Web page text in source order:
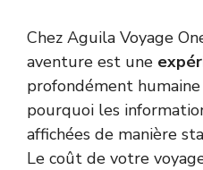
Chez Aguila Voyage
aventure est une
profondément humaine
pourquoi les
affichées de manière
Le coût de votre